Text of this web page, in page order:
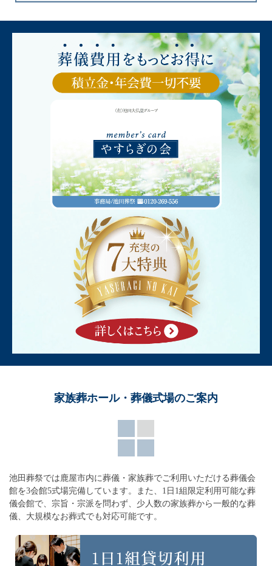
家族葬ホール・葬儀式場のご案内
池田葬祭では鹿屋市内に葬儀・家族葬でご利用いただける葬儀会
館を3会館5式場完備しています。
また、1日1組限定利用可能な葬
儀会館で、宗旨・宗派を問わず、 少人数の家族葬から一般的な葬
儀、大規模なお葬式でも対応可能です。